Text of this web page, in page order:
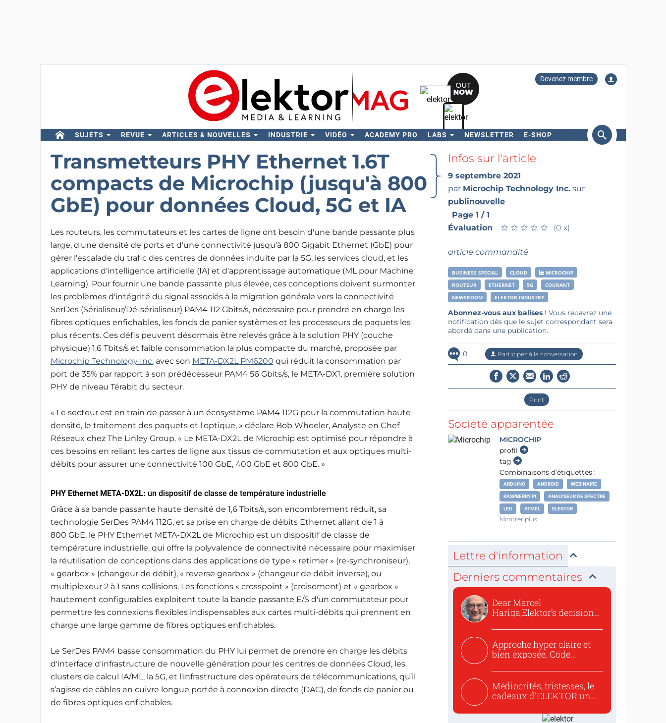
Devenez membre
SUJETS REVUE ARTICLES & NOUVELLES INDUSTRIE VIDÉO ACADEMY PRO LABS NEWSLETTER E-SHOP
Rechercher
Transmetteurs PHY Ethernet 1.6T
compacts de Microchip (jusqu'à 800
GbE) pour données Cloud, 5G et IA
Les routeurs, les commutateurs et les cartes de ligne ont besoin d'une bande passante plus
large, d'une densité de ports et d'une connectivité jusqu'à 800 Gigabit Ethernet (GbE) pour
gérer l'escalade du trafic des centres de données induite par la 5G, les services cloud, et les
applications d'intelligence artificielle (IA) et d'apprentissage automatique (ML pour Machine
Learning). Pour fournir une bande passante plus élevée, ces conceptions doivent surmonter
les problèmes d'intégrité du signal associés à la migration générale vers la connectivité
SerDes (Sérialiseur/Dé-sérialiseur) PAM4 112 Gbits/s, nécessaire pour prendre en charge les
fibres optiques enfichables, les fonds de panier systèmes et les processeurs de paquets les
plus récents. Ces défis peuvent désormais être relevés grâce à la solution PHY (couche
physique) 1,6 Tbits/s et faible consommation la plus compacte du marché, proposée par
Microchip Technology Inc.avec son META-DX2L PM6200 qui réduit la consommation par
port de 35% par rapport à son prédécesseur PAM4 56 Gbits/s, le META-DX1, première solution
PHY de niveau Térabit du secteur.
« Le secteur est en train de passer à un écosystème PAM4 112G pour la commutation haute
densité, le traitement des paquets et l'optique, » déclare Bob Wheeler, Analyste en Chef
Réseaux chez The Linley Group. « Le META-DX2L de Microchip est optimisé pour répondre à
ces besoins en reliant les cartes de ligne aux tissus de commutation et aux optiques multi-
débits pour assurer une connectivité 100 GbE, 400 GbE et 800 GbE. »
PHY Ethernet META-DX2L: un dispositif de classe de température industrielle
Grâce à sa bande passante haute densité de 1,6 Tbits/s, son encombrement réduit, sa
technologie SerDes PAM4 112G, et sa prise en charge de débits Ethernet allant de 1 à
800 GbE, le PHY Ethernet META-DX2L de Microchip est un dispositif de classe de
température industrielle, qui offre la polyvalence de connectivité nécessaire pour maximiser
la réutilisation de conceptions dans des applications de type « retimer » (re-synchroniseur),
« gearbox » (changeur de débit), « reverse gearbox » (changeur de débit inverse), ou
multiplexeur 2 à 1 sans collisions. Les fonctions « crosspoint » (croisement) et « gearbox »
hautement configurables exploitent toute la bande passante E/S d'un commutateur pour
permettre les connexions flexibles indispensables aux cartes multi-débits qui prennent en
charge une large gamme de fibres optiques enfichables.
Le SerDes PAM4 basse consommation du PHY lui permet de prendre en charge les débits
d'interface d'infrastructure de nouvelle génération pour les centres de données Cloud, les
clusters de calcul IA/ML, la 5G, et l'infrastructure des opérateurs de télécommunications, qu’il
s’agisse de câbles en cuivre longue portée à connexion directe (DAC), de fonds de panier ou
de fibres optiques enfichables.
Infos sur l'article
9 septembre 2021
par Microchip Technology Inc.sur
publinouvelle
Page 1 / 1
Évaluation
★ ★ ★ ★ ★
★ ★ ★ ★ ★ (0 x)
article commandité
BUSINESS SPECIAL CLOUD
MICROCHIP
ROUTEUR
ETHERNET 5G
COURANT
NEWSROOM
ELEKTOR INDUSTRY
Abonnez-vous aux balises! Vous recevrez une
notification dès que le sujet correspondant sera
abordé dans une publication.
0 Participez à la conversation
Print
Société apparentée
MICROCHIP
profil
tag
Combinaisons d’étiquettes :
ARDUINO ANDROID WEBINAIRE
RASPBERRY PI ANALYSEUR DE SPECTRE
LED ATMEL ELEKTOR
Montrer plus
Lettre d'information
Derniers commentaires
Dear Marcel
Hariga,Elektor’s decision
Approche hyper claire et
bien exposée. Code
Médiocrités, tristesses, le
cadeaux d'ELEKTOR un